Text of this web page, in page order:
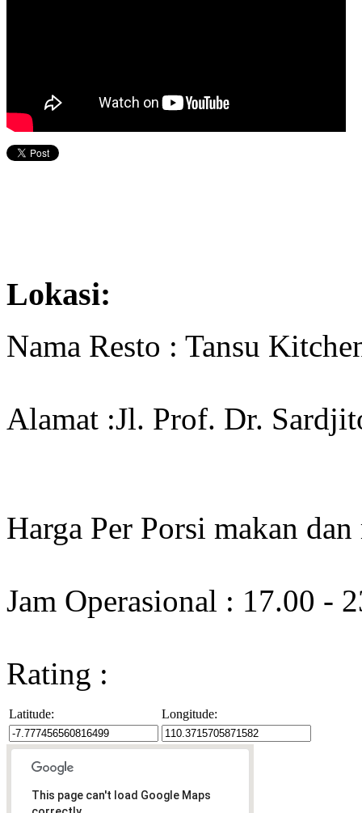
Lokasi:
Nama Resto : Tansu
Alamat :Jl. Prof. Dr.
Harga Per Porsi makan
Jam Operasional : 17.00 -
Rating :
Latitude: Longitude:
This page can't load Google Maps